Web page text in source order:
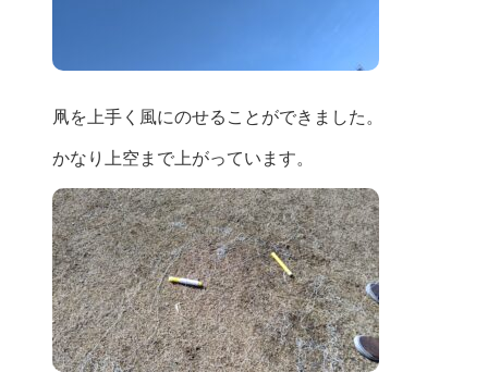
凧を上手く風にのせることができました。
かなり上空まで上がっています。